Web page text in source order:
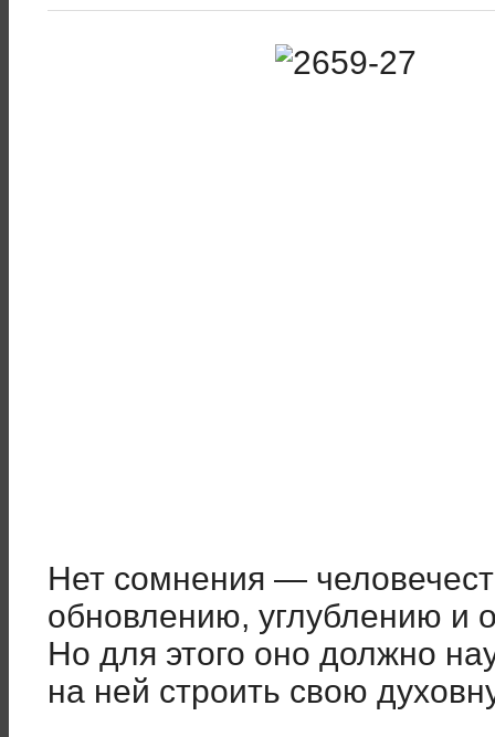
Нет сомнения —
обновлению, углублению и
Но для этого оно должно
на ней строить свою